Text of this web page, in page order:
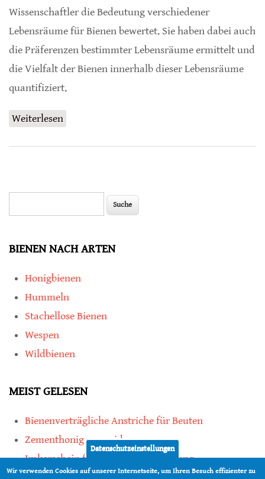
Wissenschaftler die Bedeutung verschiedener
Lebensräume für Bienen bewertet. Sie haben dabei auch
die Präferenzen bestimmter Lebensräume ermittelt und
die Vielfalt der Bienen innerhalb dieser Lebensräume
quantifiziert.
Weiterlesen
BIENEN NACH ARTEN
Honigbienen
Hummeln
Stachellose Bienen
Wespen
Wildbienen
MEIST GELESEN
Bienenverträgliche Anstriche für Beuten
Zementhonig vermeiden
Imkerschein für Honigbienen-Haltung
Datenschutzeinstellungen
Wir verwenden Cookies auf unserer Internetseite, um Ihren Besuch effizienter zu